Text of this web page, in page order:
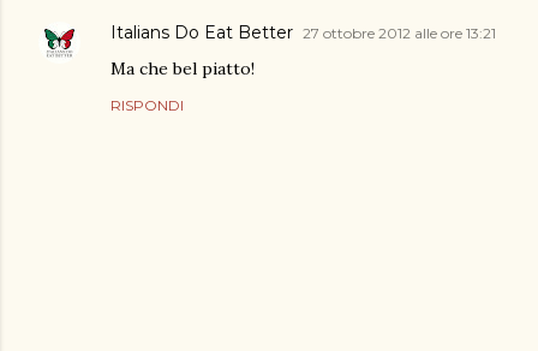
Italians Do Eat Better 27 ottobre 2012 alle ore 13:21
Ma che bel piatto!
RISPONDI